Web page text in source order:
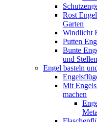
Rost
Garten
Windlicht
Putten
Bunte
und Stellen
Engel basteln
Mit
machen